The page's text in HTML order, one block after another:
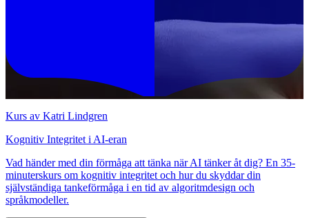
Kurs av Katri Lindgren
Kognitiv Integritet i AI-eran
Vad händer med din förmåga att tänka när AI tänker åt dig? En 35-
minuterskurs om kognitiv integritet och hur du skyddar din
självständiga tankeförmåga i en tid av algoritmdesign och
språkmodeller.